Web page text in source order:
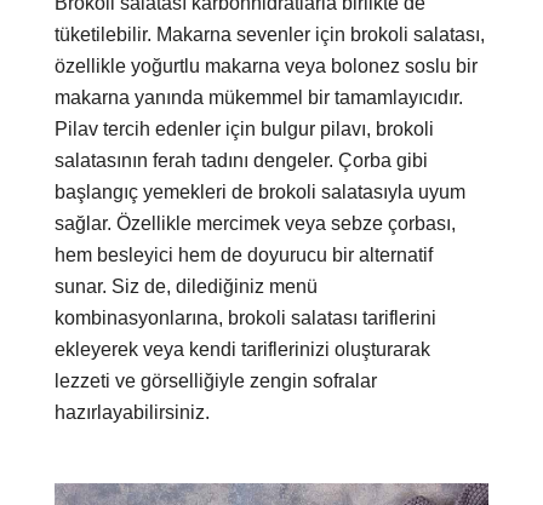
tüketilebilir. Makarna sevenler için brokoli salatası,
özellikle yoğurtlu makarna veya bolonez soslu bir
makarna yanında mükemmel bir tamamlayıcıdır.
Pilav tercih edenler için bulgur pilavı, brokoli
salatasının ferah tadını dengeler. Çorba gibi
başlangıç yemekleri de brokoli salatasıyla uyum
sağlar. Özellikle mercimek veya sebze çorbası,
hem besleyici hem de doyurucu bir alternatif
sunar. Siz de, dilediğiniz menü
kombinasyonlarına, brokoli salatası tariflerini
ekleyerek veya kendi tariflerinizi oluşturarak
lezzeti ve görselliğiyle zengin sofralar
hazırlayabilirsiniz.